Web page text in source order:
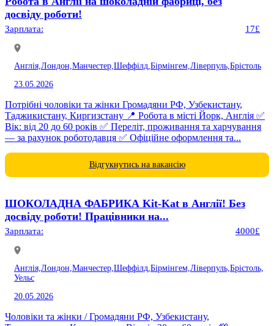
досвіду роботи!
Зарплата: 17£
Англія, Лондон, Манчестер, Шеффілд, Бірмінгем, Ліверпуль, Брістоль
23.05.2026
Потрібні чоловіки та жінки Громадяни РФ, Узбекистану,
Таджикистану, Киргизстану 📍 Робота в місті Йорк, Англія ✅
Вік: від 20 до 60 років ✅ Переліт, проживання та харчування
— за рахунок роботодавця ✅ Офіційне оформлення та...
Відгукнутись на вакансію
ШОКОЛАДНА ФАБРИКА Kit-Kat в Англії! Без
досвіду роботи! Працівники на...
Зарплата: 4000£
Англія, Лондон, Манчестер, Шеффілд, Бірмінгем, Ліверпуль, Брістоль,
Уельс
20.05.2026
Чоловіки та жінки / Громадяни РФ, Узбекистану,